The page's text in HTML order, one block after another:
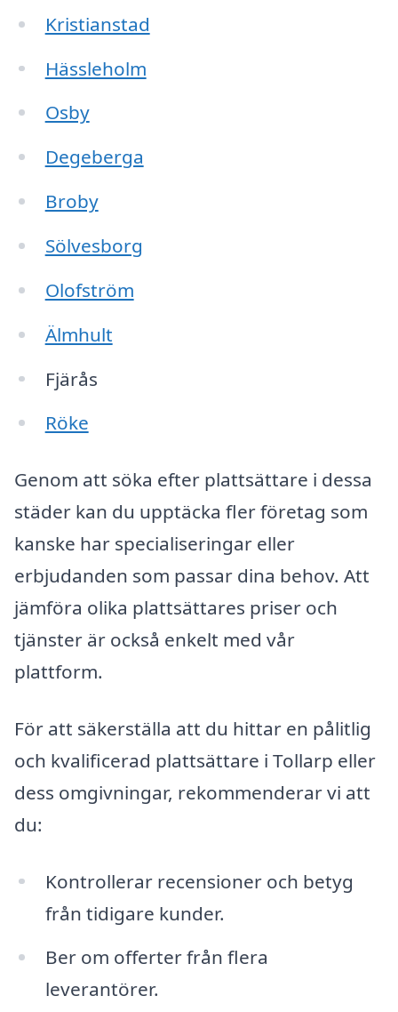
Kristianstad
Hässleholm
Osby
Degeberga
Broby
Sölvesborg
Olofström
Älmhult
Fjärås
Röke
Genom att söka efter plattsättare i dessa
städer kan du upptäcka fler företag som
kanske har specialiseringar eller
erbjudanden som passar dina behov. Att
jämföra olika plattsättares priser och
tjänster är också enkelt med vår
plattform.
För att säkerställa att du hittar en pålitlig
och kvalificerad plattsättare i Tollarp eller
dess omgivningar, rekommenderar vi att
du:
Kontrollerar recensioner och betyg
från tidigare kunder.
Ber om offerter från flera
leverantörer.